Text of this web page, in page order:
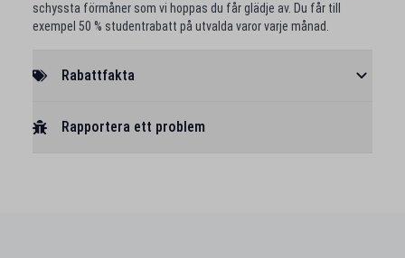
schyssta förmåner som vi hoppas du får glädje av. Du får till
exempel 50 % studentrabatt på utvalda varor varje månad.
Rabattfakta
Rapportera ett problem